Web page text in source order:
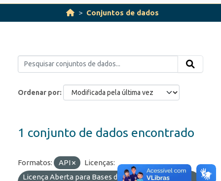
Conjuntos de dados
Ordenar por
1 conjunto de dados encontrado
Formatos: API
Licenças:
Licença Aberta para Bases de Dados (ODbL) do